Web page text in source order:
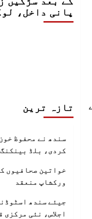
پانی داخل،
تازہ ترین
سندھ نے محفوظ
کردی، بلڈ
خواتین صحافیوں
ورکشاپ منعقد
جیئے سندھ
اجلاس، نئی